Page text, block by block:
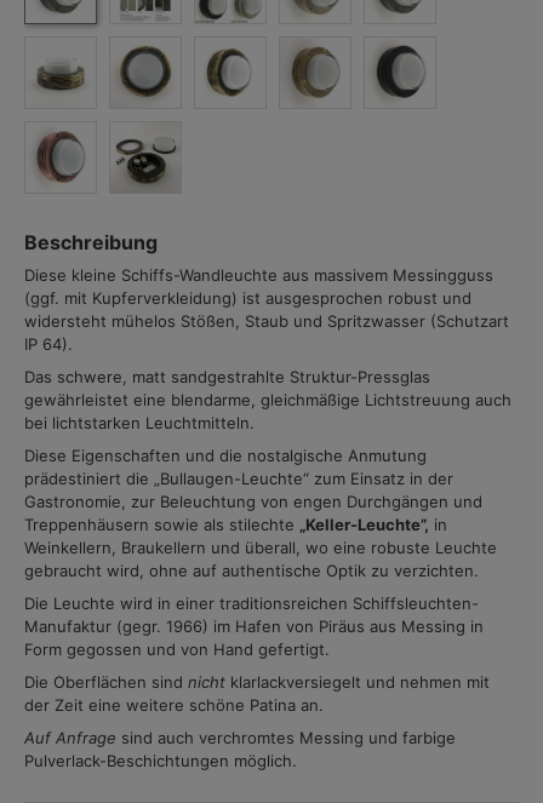
Beschreibung
Diese kleine Schiffs-Wandleuchte aus massivem Messingguss
(ggf. mit Kupferverkleidung) ist ausgesprochen robust und
widersteht mühelos Stößen, Staub und Spritzwasser (Schutzart
IP 64).
Das schwere, matt sandgestrahlte Struktur-Pressglas
gewährleistet eine blendarme, gleichmäßige Lichtstreuung auch
bei lichtstarken Leuchtmitteln.
Diese Eigenschaften und die nostalgische Anmutung
prädestiniert die „Bullaugen-Leuchte“ zum Einsatz in der
Gastronomie, zur Beleuchtung von engen Durchgängen und
Treppenhäusern sowie als stilechte
„Keller-Leuchte”, in
Weinkellern, Braukellern und überall, wo eine robuste Leuchte
gebraucht wird, ohne auf authentische Optik zu verzichten.
Die Leuchte wird in einer traditionsreichen Schiffsleuchten-
Manufaktur (gegr. 1966) im Hafen von Piräus aus Messing in
Form gegossen und von Hand gefertigt.
Die Oberflächen sind nicht klarlackversiegelt und nehmen mit
der Zeit eine weitere schöne Patina an.
Auf Anfrage sind auch verchromtes Messing und farbige
Pulverlack-Beschichtungen möglich.